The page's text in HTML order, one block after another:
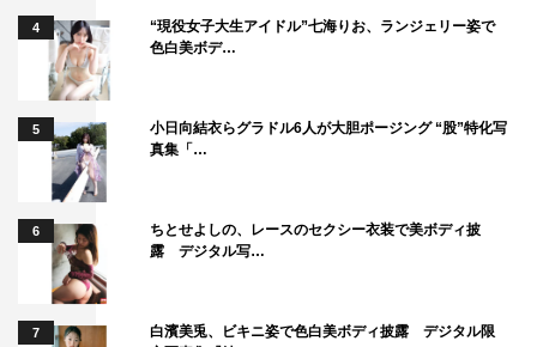
4
“現役女子大生アイドル”七海りお、ランジェリー姿で
色白美ボデ…
5
小日向結衣らグラドル6人が大胆ポージング “股”特化写
真集「…
6
ちとせよしの、レースのセクシー衣装で美ボディ披
露 デジタル写…
7
白濱美兎、ビキニ姿で色白美ボディ披露 デジタル限